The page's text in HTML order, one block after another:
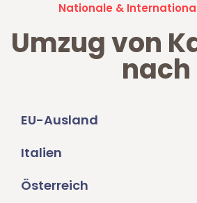
Nationale &
Umzug von
nach
EU-Ausland
Italien
Österreich